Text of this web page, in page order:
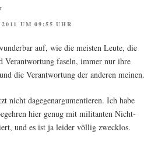
UM 09:55 UHR
auf, wie die meis­ten Leu­te, die
Ver­ant­wor­tung faseln, immer nur ihre
die Ver­ant­wor­tung der ande­ren meinen.
nicht dage­gen­ar­gu­men­tie­ren. Ich habe
hier genug mit mili­tan­ten Nicht­
und es ist ja lei­der völ­lig zwecklos.